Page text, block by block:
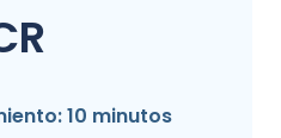
10 minutos